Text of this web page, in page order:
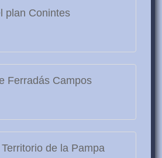
plan Conintes
Ferradás Campos
de la Pampa